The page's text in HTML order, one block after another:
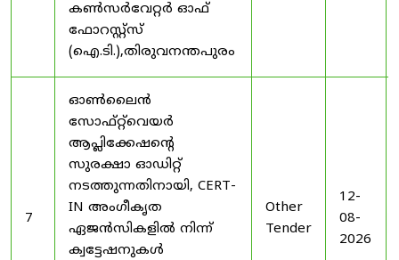
കൺസർവേറ്റർ ഓഫ്
ഫോറസ്റ്റ്സ്
(ഐ.ടി.),തിരുവനന്തപുരം
7
ഓൺലൈൻ
സോഫ്റ്റ്‌വെയർ
ആപ്ലിക്കേഷന്റെ
സുരക്ഷാ ഓഡിറ്റ്
നടത്തുന്നതിനായി, CERT-
IN അംഗീകൃത
ഏജൻസികളിൽ നിന്ന്
ക്വട്ടേഷനുകൾ
Other
Tender
12-
08-
2026